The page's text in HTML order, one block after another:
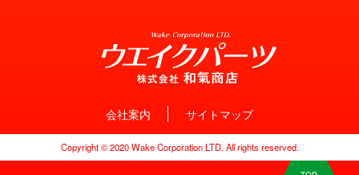
会社案内 サイトマップ
Copyright © 2020 Wake Corporation LTD. All rights reserved.